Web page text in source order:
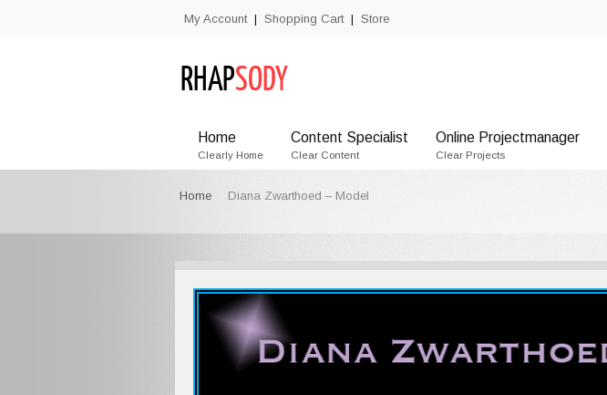
My Account Shopping Cart Store
Home
Clearly Home
Content Specialist
Clear Content
Online Projectmanager
Clear Projects
Home Diana Zwarthoed – Model